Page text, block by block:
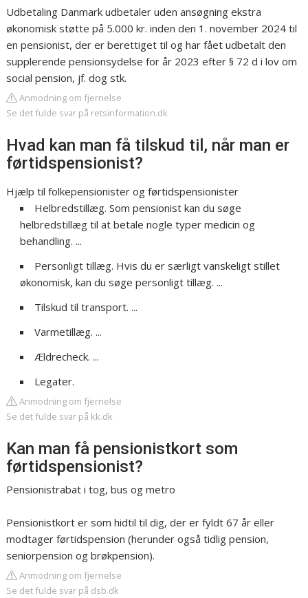
Udbetaling Danmark udbetaler uden ansøgning ekstra
økonomisk støtte på 5.000 kr. inden den 1. november 2024 til
en pensionist, der er berettiget til og har fået udbetalt den
supplerende pensionsydelse for år 2023 efter § 72 d i lov om
social pension, jf. dog stk.
Anmodning om fjernelse
Se det fulde svar på retsinformation.dk
Hvad kan man få tilskud til, når man er
førtidspensionist?
Hjælp til folkepensionister og førtidspensionister
Helbredstillæg. Som pensionist kan du søge
helbredstillæg til at betale nogle typer medicin og
behandling. ...
Personligt tillæg. Hvis du er særligt vanskeligt stillet
økonomisk, kan du søge personligt tillæg. ...
Tilskud til transport. ...
Varmetillæg. ...
Ældrecheck. ...
Legater.
Anmodning om fjernelse
Se det fulde svar på kk.dk
Kan man få pensionistkort som
førtidspensionist?
Pensionistrabat i tog, bus og metro
Pensionistkort er som hidtil til dig, der er fyldt 67 år eller
modtager førtidspension (herunder også tidlig pension,
seniorpension og brøkpension).
Anmodning om fjernelse
Se det fulde svar på dsb.dk